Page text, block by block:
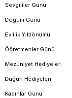
Sevgililer Günü
Doğum Günü
Evlilik Yıldönümü
Öğretmenler Günü
Mezuniyet Hediyeleri
Düğün Hediyeleri
Kadınlar Günü